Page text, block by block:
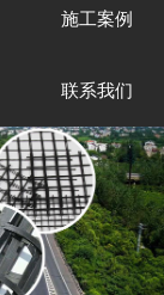
施工案例
联系我们